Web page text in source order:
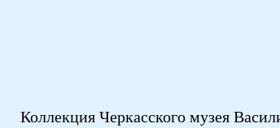
Коллекция Черкасского музея